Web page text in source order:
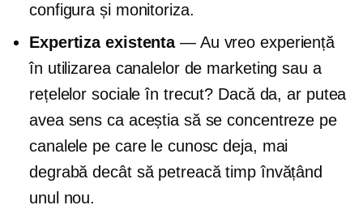
configura și monitoriza.
Expertiza existenta— Au vreo experiență
în utilizarea canalelor de marketing sau a
rețelelor sociale în trecut? Dacă da, ar putea
avea sens ca aceștia să se concentreze pe
canalele pe care le cunosc deja, mai
degrabă decât să petreacă timp învățând
unul nou.